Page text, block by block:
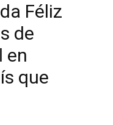
Féliz
de
en
que